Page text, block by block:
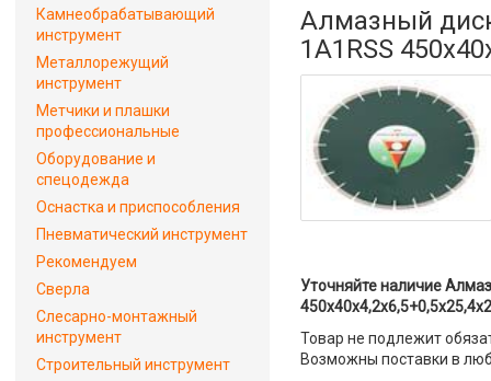
Алмазный
1A1RSS
Уточняйте наличие
Товар не подлежит
Возможны поставки в
Камнеобрабатывающий
инструмент
Металлорежущий
инструмент
Метчики и плашки
профессиональные
Оборудование и
спецодежда
Оснастка и приспособления
Пневматический инструмент
Рекомендуем
Сверла
Слесарно-монтажный
инструмент
Строительный инструмент